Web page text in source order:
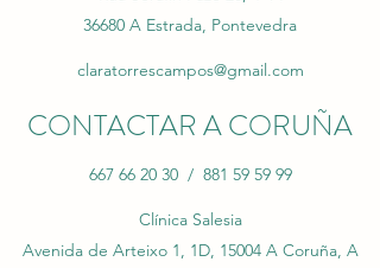
36680 A Estrada, Pontevedra
claratorrescampos@gmail.com
CONTACTAR A CORUÑA
667 66 20 30/ 881 59 59 99
Clínica Salesia
Avenida de Arteixo 1, 1D, 15004 A Coruña, A